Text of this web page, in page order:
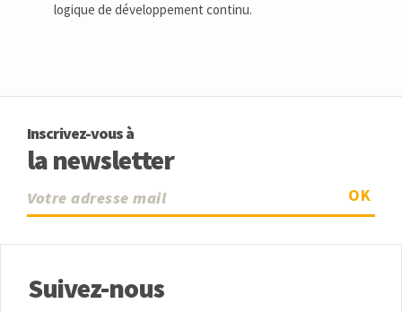
logique de développement continu.
Inscrivez-vous à
la newsletter
OK
Suivez-nous